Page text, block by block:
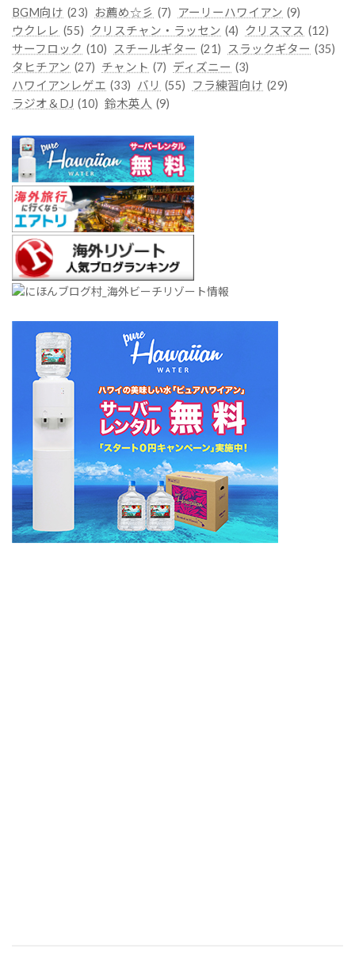
ー
BGM向け (23) お薦め☆彡 (7) アーリーハワイアン (9)
ウクレレ (55) クリスチャン・ラッセン (4) クリスマス (12)
サーフロック (10) スチールギター (21) スラックギター (35)
タヒチアン (27) チャント (7) ディズニー (3)
ハワイアンレゲエ (33) バリ (55) フラ練習向け (29)
ラジオ＆DJ (10) 鈴木英人 (9)